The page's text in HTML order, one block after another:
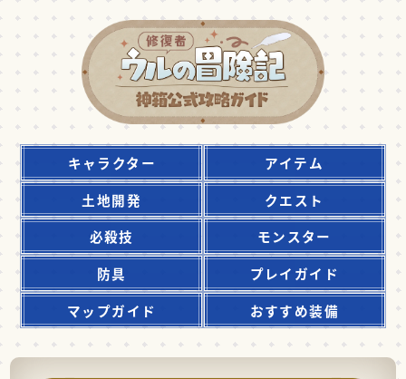
キャラクター
アイテム
土地開発
クエスト
必殺技
モンスター
防具
プレイガイド
マップガイド
おすすめ装備